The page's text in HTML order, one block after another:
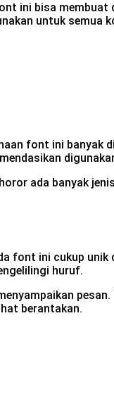
ini bisa
untuk semua
font ini banyak
ada banyak
font ini cukup
huruf.
pesan.
berantakan.